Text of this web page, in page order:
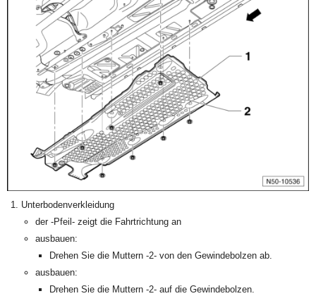
Unterbodenverkleidung
der -Pfeil- zeigt die Fahrtrichtung an
ausbauen:
Drehen Sie die Muttern -2- von den Gewindebolzen ab.
ausbauen:
Drehen Sie die Muttern -2- auf die Gewindebolzen.